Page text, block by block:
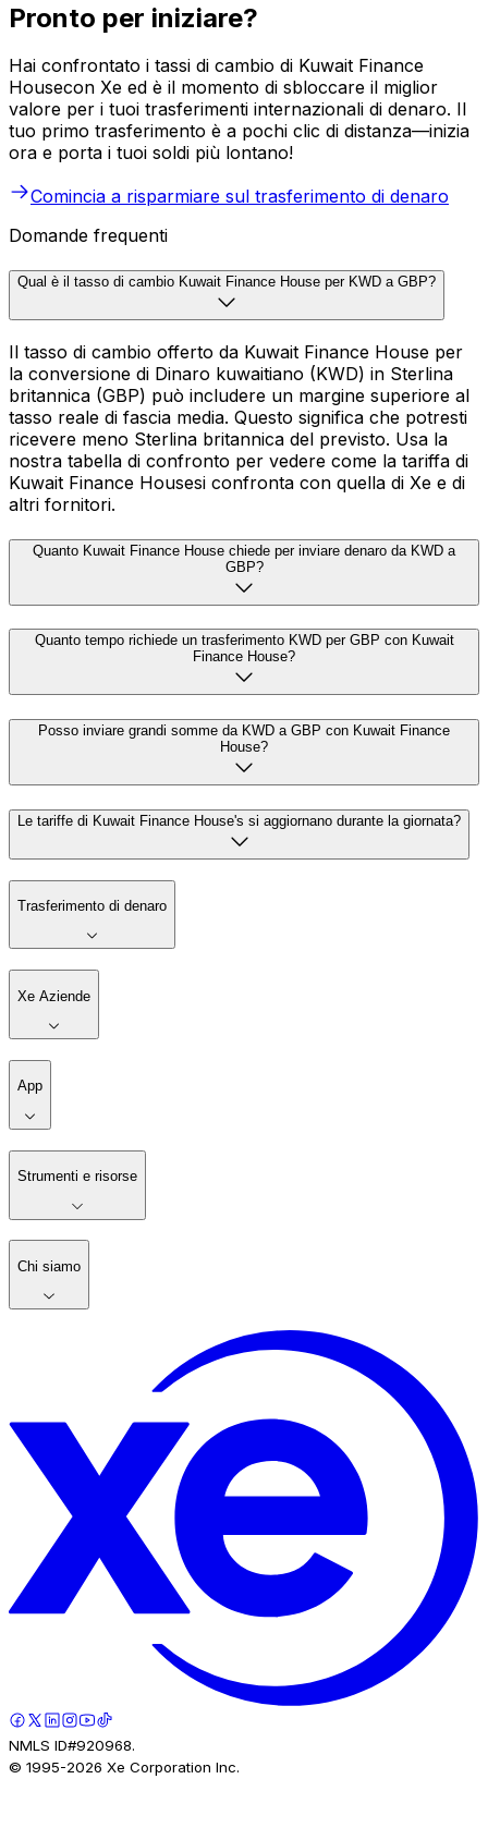
Pronto per iniziare?
Hai confrontato i tassi di cambio di Kuwait Finance
Housecon Xe ed è il momento di sbloccare il miglior
valore per i tuoi trasferimenti internazionali di denaro. Il
tuo primo trasferimento è a pochi clic di distanza—inizia
ora e porta i tuoi soldi più lontano!
Comincia a risparmiare sul trasferimento di denaro
Domande frequenti
Qual è il tasso di cambio Kuwait Finance House per KWD a GBP?
Il tasso di cambio offerto da Kuwait Finance House per
la conversione di Dinaro kuwaitiano (KWD) in Sterlina
britannica (GBP) può includere un margine superiore al
tasso reale di fascia media. Questo significa che potresti
ricevere meno Sterlina britannica del previsto. Usa la
nostra tabella di confronto per vedere come la tariffa di
Kuwait Finance Housesi confronta con quella di Xe e di
altri fornitori.
Quanto Kuwait Finance House chiede per inviare denaro da KWD a
GBP?
Quanto tempo richiede un trasferimento KWD per GBP con Kuwait
Finance House?
Posso inviare grandi somme da KWD a GBP con Kuwait Finance
House?
Le tariffe di Kuwait Finance House's si aggiornano durante la giornata?
Trasferimento di denaro
Xe Aziende
App
Strumenti e risorse
Chi siamo
NMLS ID#920968.
© 1995-2026 Xe Corporation Inc.